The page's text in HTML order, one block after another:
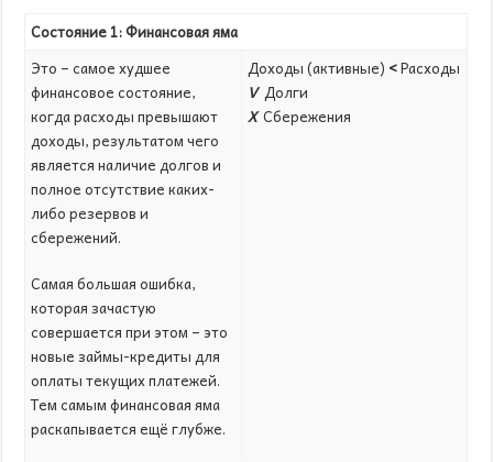
Состояние 1: Финансовая яма
Это – самое худшее
финансовое состояние,
когда расходы превышают
доходы, результатом чего
является наличие долгов и
полное отсутствие каких-
либо резервов и
сбережений.
Самая большая ошибка,
которая зачастую
совершается при этом – это
новые займы-кредиты для
оплаты текущих платежей.
Тем самым финансовая яма
раскапывается ещё глубже.
Доходы (активные) <Расходы
VДолги
XСбережения